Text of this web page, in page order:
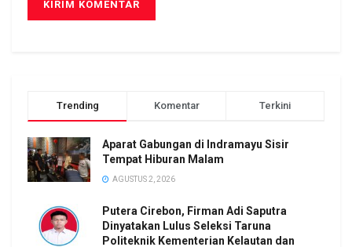
Trending Komentar Terkini
Aparat Gabungan di Indramayu Sisir
Tempat Hiburan Malam
AGUSTUS 2, 2026
Putera Cirebon, Firman Adi Saputra
Dinyatakan Lulus Seleksi Taruna
Politeknik Kementerian Kelautan dan